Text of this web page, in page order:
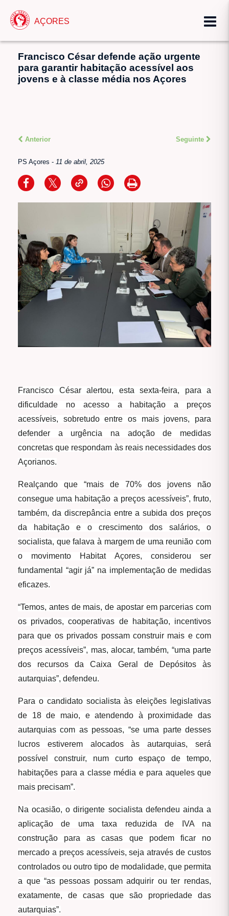
AÇORES
Francisco César defende ação urgente
para garantir habitação acessível aos
jovens e à classe média nos Açores
Anterior Seguinte
PS Açores - 11 de abril, 2025
Francisco César alertou, esta sexta-feira, para a
dificuldade no acesso a habitação a preços
acessíveis, sobretudo entre os mais jovens, para
defender a urgência na adoção de medidas
concretas que respondam às reais necessidades dos
Açorianos.
Realçando que “mais de 70% dos jovens não
consegue uma habitação a preços acessíveis”, fruto,
também, da discrepância entre a subida dos preços
da habitação e o crescimento dos salários, o
socialista, que falava à margem de uma reunião com
o movimento Habitat Açores, considerou ser
fundamental “agir já” na implementação de medidas
eficazes.
“Temos, antes de mais, de apostar em parcerias com
os privados, cooperativas de habitação, incentivos
para que os privados possam construir mais e com
preços acessíveis”, mas, alocar, também, “uma parte
dos recursos da Caixa Geral de Depósitos às
autarquias”, defendeu.
Para o candidato socialista às eleições legislativas
de 18 de maio, e atendendo à proximidade das
autarquias com as pessoas, “se uma parte desses
lucros estiverem alocados às autarquias, será
possível construir, num curto espaço de tempo,
habitações para a classe média e para aqueles que
mais precisam”.
Na ocasião, o dirigente socialista defendeu ainda a
aplicação de uma taxa reduzida de IVA na
construção para as casas que podem ficar no
mercado a preços acessíveis, seja através de custos
controlados ou outro tipo de modalidade, que permita
a que “as pessoas possam adquirir ou ter rendas,
exatamente, de casas que são propriedade das
autarquias”.